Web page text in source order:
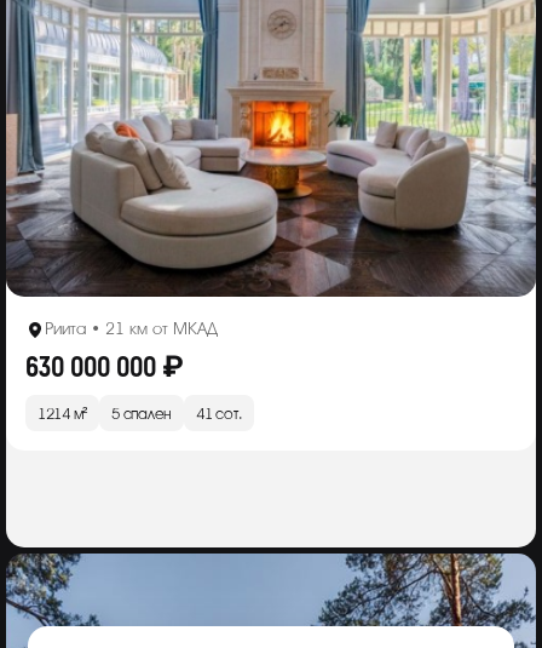
Риита • 21 км от МКАД
630 000 000 ₽
1214 м² 5 спален 41 сот.